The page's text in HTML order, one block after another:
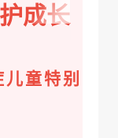
成长
童特别